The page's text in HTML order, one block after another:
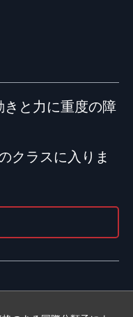
きと力に重度の障
クラスに入りま